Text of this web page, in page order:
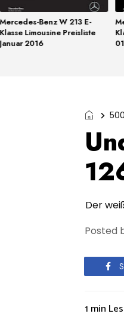
Mercedes-Benz W 213 E-
Klasse Limousine Preisliste
Januar 2016
Der
Posted
1 min